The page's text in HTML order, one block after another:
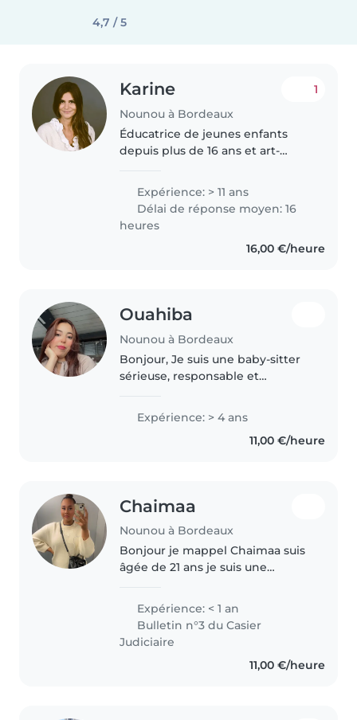
4,7 / 5
Karine
Nounou à Bordeaux
1
Éducatrice de jeunes enfants
depuis plus de 16 ans et art-
enfants avec bienveillance,
créativité et imagination
jusqu'au moment de
l'endormissement. J'aime..
Expérience: > 11 ans
Délai de réponse moyen: 16
heures
16,00 €/heure
Ouahiba
Nounou à Bordeaux
Bonjour, Je suis une baby-sitter
sérieuse, responsable et
être et à leur sécurité. Grâce à
mon expérience dans la..
Expérience: > 4 ans
11,00 €/heure
Chaimaa
Nounou à Bordeaux
Bonjour je mappel Chaimaa suis
âgée de 21 ans je suis une
autonome et qui a de
l'expérience dans la garde des
enfants je suis une personne très
Expérience: < 1 an
Bulletin n°3 du Casier
Judiciaire
11,00 €/heure